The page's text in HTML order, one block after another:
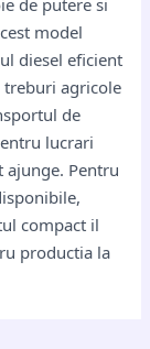
de putere si
model
diesel eficient
agricole
de
lucrari
ajunge. Pentru
compact il
productia la